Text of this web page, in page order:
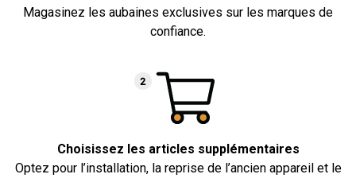
Magasinez les aubaines exclusives sur les marques de
confiance.
Choisissez les articles supplémentaires
Optez pour l’installation, la reprise de l’ancien appareil et le